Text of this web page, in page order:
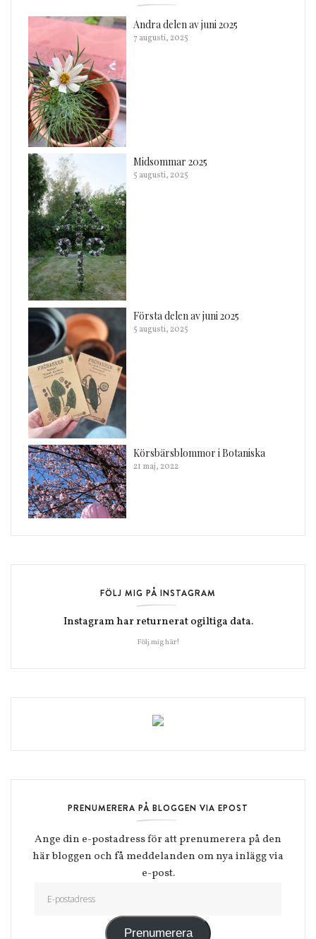
Andra delen av juni 2025
7 augusti, 2025
Midsommar 2025
5 augusti, 2025
Första delen av juni 2025
5 augusti, 2025
Körsbärsblommor i Botaniska
21 maj, 2022
FÖLJ MIG PÅ INSTAGRAM
Instagram har returnerat ogiltiga data.
Följ mig här!
PRENUMERERA PÅ BLOGGEN VIA EPOST
Ange din e-postadress för att prenumerera på den
här bloggen och få meddelanden om nya inlägg via
e-post.
Prenumerera